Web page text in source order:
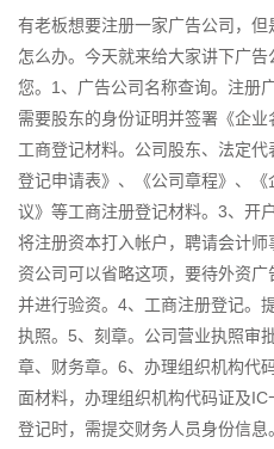
有老板想要注册一家广告公司，
怎么办。今天就来给大家讲下广
您。1、广告公司名称查询。注册
需要股东的身份证明并签署《企
工商登记材料。公司股东、法定
登记申请表》、《公司章程》、
议》等工商注册登记材料。3、开
将注册资本打入帐户，聘请会计
资公司可以省略这项，要待外资
并进行验资。4、工商注册登记。
执照。5、刻章。公司营业执照审
章、财务章。6、办理组织机构代
面材料，办理组织机构代码证及
登记时，需提交财务人员身份信